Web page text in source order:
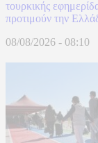
τουρκικής
προτιμούν την
08/08/2026 - 08:10